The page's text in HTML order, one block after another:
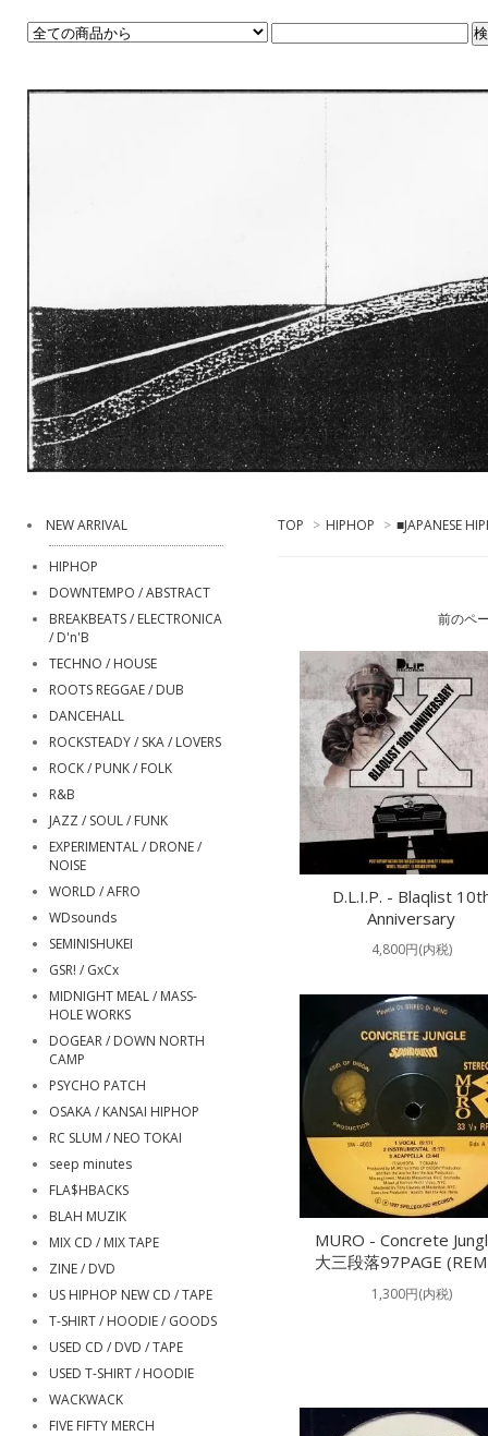
TOP > HIPHOP > ■JAPANESE
前のペ
D.L.I.P. - Blaqlist
Anniversary
4,800円(内税)
MURO - Concrete
大三段落97PAGE
1,300円(内税)
NEW ARRIVAL
HIPHOP
DOWNTEMPO / ABSTRACT
BREAKBEATS / ELECTRONICA
/ D'n'B
TECHNO / HOUSE
ROOTS REGGAE / DUB
DANCEHALL
ROCKSTEADY / SKA / LOVERS
ROCK / PUNK / FOLK
R&B
JAZZ / SOUL / FUNK
EXPERIMENTAL / DRONE /
NOISE
WORLD / AFRO
WDsounds
SEMINISHUKEI
GSR! / GxCx
MIDNIGHT MEAL / MASS-
HOLE WORKS
DOGEAR / DOWN NORTH
CAMP
PSYCHO PATCH
OSAKA / KANSAI HIPHOP
RC SLUM / NEO TOKAI
seep minutes
FLA$HBACKS
BLAH MUZIK
MIX CD / MIX TAPE
ZINE / DVD
US HIPHOP NEW CD / TAPE
T-SHIRT / HOODIE / GOODS
USED CD / DVD / TAPE
USED T-SHIRT / HOODIE
WACKWACK
FIVE FIFTY MERCH